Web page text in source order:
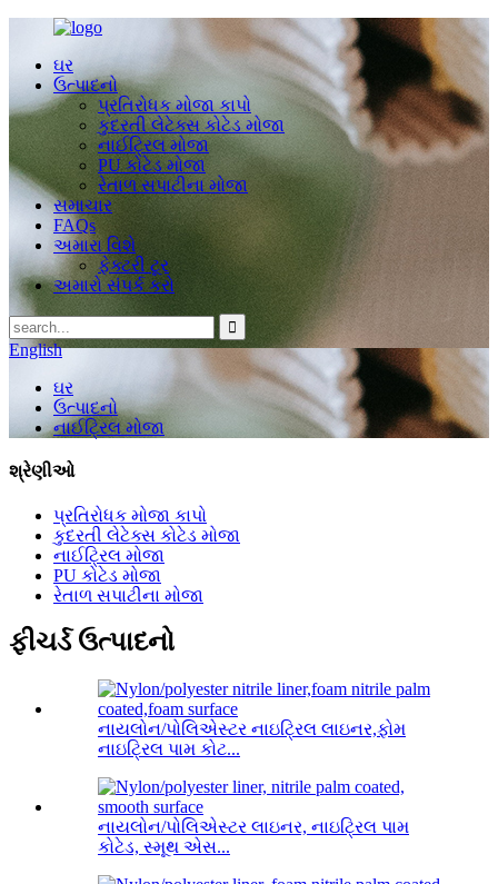
ઘર
ઉત્પાદનો
પ્રતિરોધક મોજા કાપો
કુદરતી લેટેક્સ કોટેડ મોજા
નાઈટ્રિલ મોજા
PU કોટેડ મોજા
રેતાળ સપાટીના મોજા
સમાચાર
FAQs
અમારા વિશે
ફેક્ટરી ટૂર
અમારો સંપર્ક કરો
English
ઘર
ઉત્પાદનો
નાઈટ્રિલ મોજા
શ્રેણીઓ
પ્રતિરોધક મોજા કાપો
કુદરતી લેટેક્સ કોટેડ મોજા
નાઈટ્રિલ મોજા
PU કોટેડ મોજા
રેતાળ સપાટીના મોજા
ફીચર્ડ ઉત્પાદનો
નાયલોન/પોલિએસ્ટર નાઇટ્રિલ લાઇનર,ફોમ
નાઇટ્રિલ પામ કોટ...
નાયલોન/પોલિએસ્ટર લાઇનર, નાઇટ્રિલ પામ
કોટેડ, સ્મૂથ એસ...